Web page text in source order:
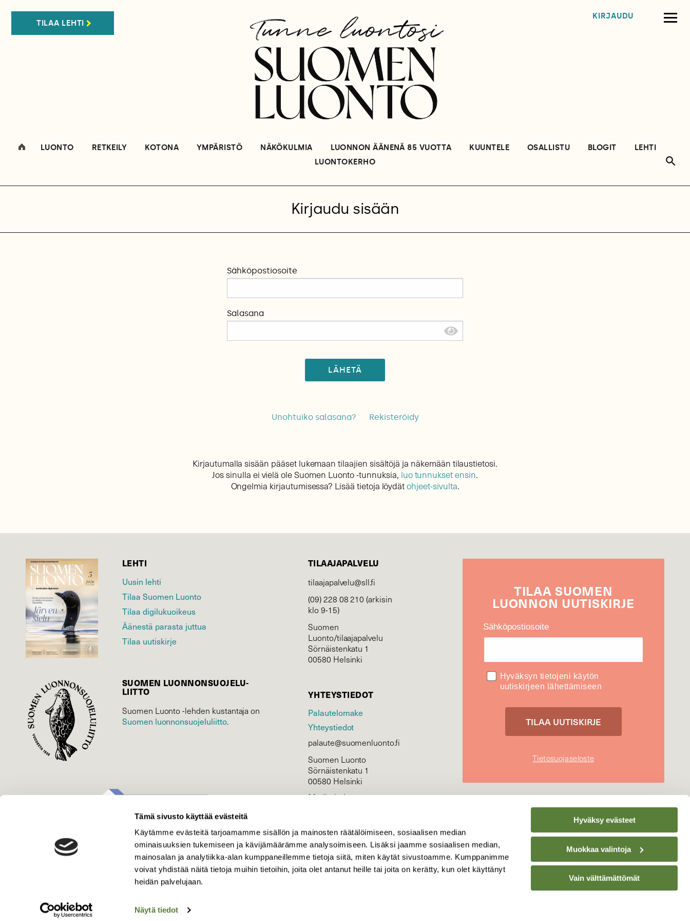
Tämä sivusto käyttää evästeitä
Käytämme evästeitä tarjoamamme sisällön ja mainosten räätälöimiseen, sosiaalisen median
ominaisuuksien tukemiseen ja kävijämäärämme analysoimiseen. Lisäksi jaamme sosiaalisen median,
mainosalan ja analytiikka-alan kumppaneillemme tietoja siitä, miten käytät sivustoamme. Kumppanimme
voivat yhdistää näitä tietoja muihin tietoihin, joita olet antanut heille tai joita on kerätty, kun olet käyttänyt
heidän palvelujaan.
Näytä tiedot
Hyväksy evästeet
Muokkaa valintoja
Vain välttämättömät
TILAA LEHTI
KIRJAUDU
LUONTO RETKEILY KOTONA YMPÄRISTÖ NÄKÖKULMIA LUONNON ÄÄNENÄ 85 VUOTTA KUUNTELE OSALLISTU BLOGIT
LEHTI
LUONTOKERHO
Kirjaudu sisään
Sähköpostiosoite
Salasana
LÄHETÄ
Unohtuiko salasana? Rekisteröidy
Kirjautumalla sisään pääset lukemaan tilaajien sisältöjä ja näkemään tilaustietosi.
Jos sinulla ei vielä ole Suomen Luonto -tunnuksia, luo tunnukset ensin.
Ongelmia kirjautumisessa? Lisää tietoja löydätohjeet-sivulta.
LEHTI
Uusin lehti
Tilaa Suomen Luonto
Tilaa digilukuoikeus
Äänestä parasta juttua
Tilaa uutiskirje
SUOMEN LUONNON­SUOJELU­
LIITTO
Suomen Luonto -lehden kustantaja on
Suomen luonnonsuojelu­liitto.
TILAAJAPALVELU
tilaajapalvelu@sll.fi
(09) 228 08 210 (arkisin
klo 9-15)
Suomen
Luonto/tilaajapalvelu
Sörnäistenkatu 1
00580 Helsinki
YHTEYSTIEDOT
Palautelomake
Yhteystiedot
palaute@suomenluonto.fi
Suomen Luonto
Sörnäistenkatu 1
00580 Helsinki
Mediatiedot
KIRJAUDU
TILAASUOMEN
LUONNON UUTIS­KIRJE
Sähköpostiosoite
Hyväksyn tietojeni käytön
uutiskirjeen lähettämiseen
Tietosuojaseloste